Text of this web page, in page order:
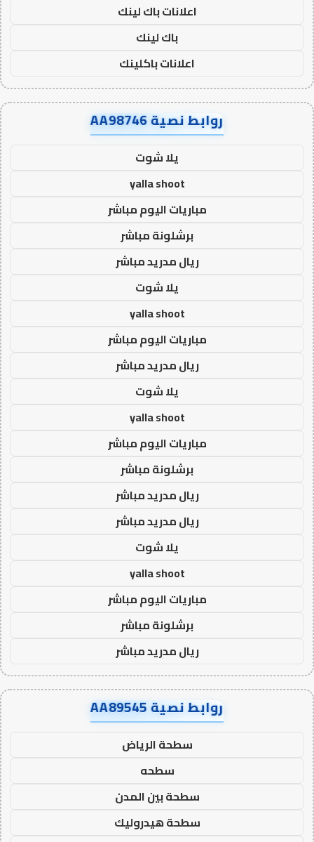
اعلانات باك لينك
باك لينك
اعلانات باكلينك
روابط نصية AA98746
يلا شوت
yalla shoot
مباريات اليوم مباشر
برشلونة مباشر
ريال مدريد مباشر
يلا شوت
yalla shoot
مباريات اليوم مباشر
ريال مدريد مباشر
يلا شوت
yalla shoot
مباريات اليوم مباشر
برشلونة مباشر
ريال مدريد مباشر
ريال مدريد مباشر
يلا شوت
yalla shoot
مباريات اليوم مباشر
برشلونة مباشر
ريال مدريد مباشر
روابط نصية AA89545
سطحة الرياض
سطحه
سطحة بين المدن
سطحة هيدروليك